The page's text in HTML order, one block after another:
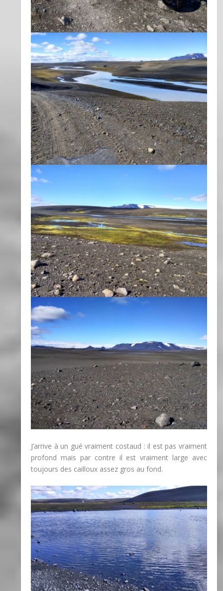
J’arrive à un gué vraiment costaud : il est pas vraiment
profond mais par contre il est vraiment large avec
toujours des cailloux assez gros au fond.